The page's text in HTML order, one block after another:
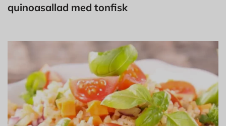
quinoasallad med tonfisk